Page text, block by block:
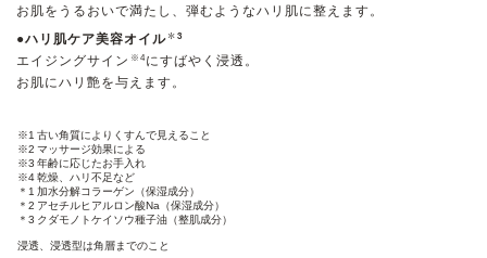
UVケア
プロダクトラインから探す
VC100ライン
エンリッチメディカリフトライン
モイスチャーライン
お肌をうるおいで満たし、弾むようなハリ肌に整えます。
●ハリ肌ケア美容オイル＊ 3
エイジングサイン ※4にすばやく浸透。
お肌にハリ艶を与えます。
※1 古い角質によりくすんで見えること
※2 マッサージ効果による
※3 年齢に応じたお手入れ
※4乾燥、ハリ不足など
＊1 加水分解コラーゲン（保湿成分）
＊2 アセチルヒアルロン酸Na（保湿成分）
＊3 クダモノトケイソウ種子油（整肌成分）
浸透、浸透型は角層までのこと